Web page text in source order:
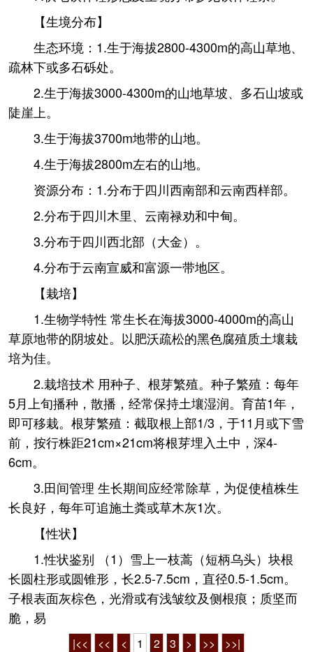
【生境分布】
生态环境：1.生于海拔2800-4300m的高山草地、
疏林下或多石砾处。
2.生于海拔3000-4300m的山地草坡、多石山坡或
陡崖上。
3.生于海拔3700m地带的山地。
4.生于海拔2800m左右的山地。
资源分布：1.分布于四川西南部和云南西样部。
2.分布于四川木里、云南禄劝和中甸。
3.分布于四川西北部（大金）。
4.分布于云南宣威和富源一带地区。
【栽培】
1.生物学特性 常生长在海拔3000-4000m的高山
草原地带的阴坡处。以肥沃疏松的黑色腐殖质土壤栽
培为佳。
2.栽培技术 用种子、根芽繁殖。种子繁殖：每年
5月上旬播种，散播，经常保持土壤湿润。育苗1年，
即可移栽。根芽繁殖：截取根上部1/3，于11月或下雪
前，按行株距21cm×21cm将根芽埋入土中，深4-
6cm。
3.田间管理 生长期间应经常除草，为促使植株生
长良好，每年可追施土粪或草木灰1次。
【性状】
1.性状鉴别 （1）雪上一枝蒿（短柄乌头）块根
长圆柱形或圆锥形，长2.5-7.5cm，直径0.5-1.5cm。
子根表面灰棕色，光滑或有浅皱纹及侧根痕；质坚而
脆，易
|<< << < 1 2 3 > >> >>|